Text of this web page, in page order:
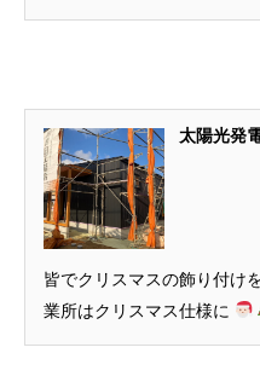
太陽光発
皆でクリスマスの飾り付け
業所はクリスマス仕様に